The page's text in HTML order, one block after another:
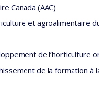
Canada (AAC)
et agroalimentaire
de l’horticulture
de la formation à